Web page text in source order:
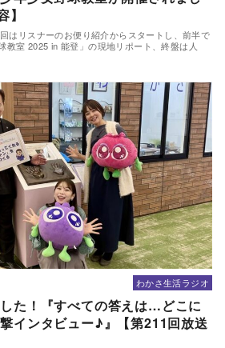
】
はリスナーのお便り紹介からスタートし、前半で
教室 2025 in 能登」の現地リポート、終盤は人
わかさ生活ラジオ
た！『すべての答えは…どこに
インタビュー♪』【第211回放送